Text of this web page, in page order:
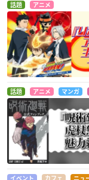
話題 アニメ
話題 アニメ マンガ
イベント カフェ ニュ